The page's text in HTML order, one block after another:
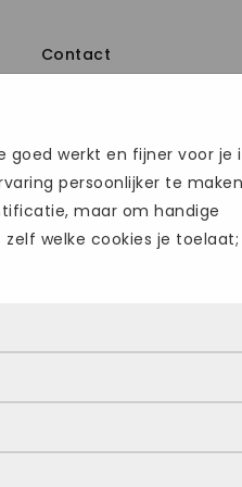
Contact
€239.95
Maat
47
47.5 48
goed werkt en fijner voor je
persoonlijker te
maar om handige
welke cookies je toelaat;
überhaupt werkt. Ze
uitgezet. Meestal worden
inloggen, een formulier
je browser zo instellen
site bezocht wordt, waar
populair zijn. Zo